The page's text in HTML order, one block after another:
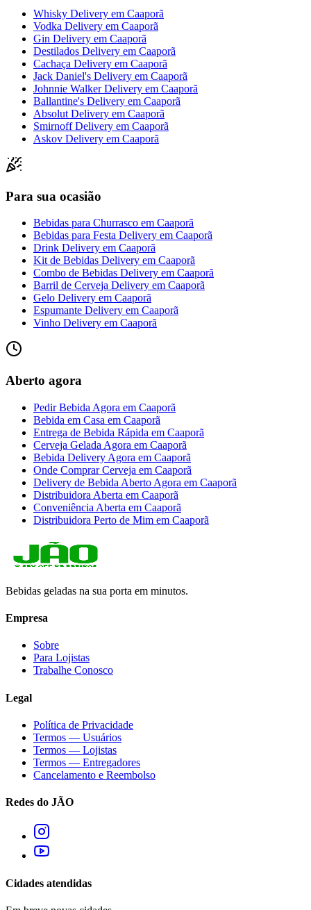
Whisky Delivery em Caaporã
Vodka Delivery em Caaporã
Gin Delivery em Caaporã
Destilados Delivery em Caaporã
Cachaça Delivery em Caaporã
Jack Daniel's Delivery em Caaporã
Johnnie Walker Delivery em Caaporã
Ballantine's Delivery em Caaporã
Absolut Delivery em Caaporã
Smirnoff Delivery em Caaporã
Askov Delivery em Caaporã
Para sua ocasião
Bebidas para Churrasco em Caaporã
Bebidas para Festa Delivery em Caaporã
Drink Delivery em Caaporã
Kit de Bebidas Delivery em Caaporã
Combo de Bebidas Delivery em Caaporã
Barril de Cerveja Delivery em Caaporã
Gelo Delivery em Caaporã
Espumante Delivery em Caaporã
Vinho Delivery em Caaporã
Aberto agora
Pedir Bebida Agora em Caaporã
Bebida em Casa em Caaporã
Entrega de Bebida Rápida em Caaporã
Cerveja Gelada Agora em Caaporã
Bebida Delivery Agora em Caaporã
Onde Comprar Cerveja em Caaporã
Delivery de Bebida Aberto Agora em Caaporã
Distribuidora Aberta em Caaporã
Conveniência Aberta em Caaporã
Distribuidora Perto de Mim em Caaporã
Bebidas geladas na sua porta em minutos.
Empresa
Sobre
Para Lojistas
Trabalhe Conosco
Legal
Política de Privacidade
Termos — Usuários
Termos — Lojistas
Termos — Entregadores
Cancelamento e Reembolso
Redes do JÃO
Cidades atendidas